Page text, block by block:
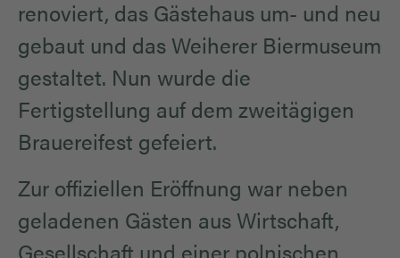
renoviert, das Gästehaus um- und neu
gebaut und das Weiherer Biermuseum
gestaltet. Nun wurde die
Fertigstellung auf dem zweitägigen
Brauereifest gefeiert.
Zur offiziellen Eröffnung war neben
geladenen Gästen aus Wirtschaft,